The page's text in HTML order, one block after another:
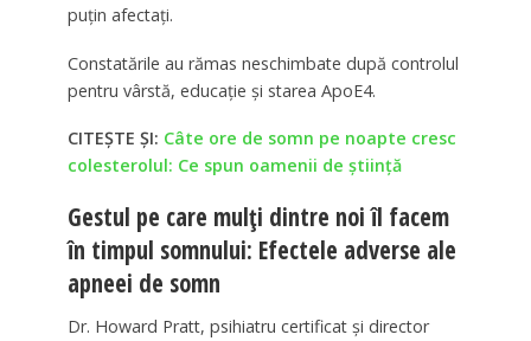
puțin afectați.
Constatările au rămas neschimbate după controlul
pentru vârstă, educație și starea ApoE4.
CITEȘTE ȘI: Câte ore de somn pe noapte cresc
colesterolul: Ce spun oamenii de știință
Gestul pe care mulți dintre noi îl facem
în timpul somnului: Efectele adverse ale
apneei de somn
Dr. Howard Pratt, psihiatru certificat și director